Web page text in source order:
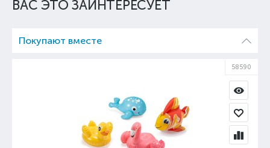
ВАС ЭТО ЗАИНТЕРЕСУЕТ
Покупают вместе
58590